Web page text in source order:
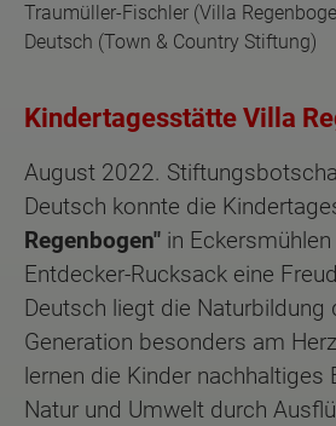
Traumüller-Fischler (Villa
Deutsch (Town & Country Stiftung)
Kindertagesstätte Villa
August 2022.
Deutsch konnte die
Regenbogen" in
Entdecker-Rucksack eine
Deutsch liegt die Naturbildung
Generation besonders am
lernen die Kinder nachhaltiges
Natur und Umwelt durch